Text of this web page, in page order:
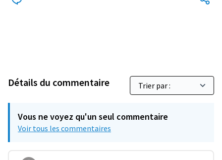
Détails du commentaire
Vous ne voyez qu'un seul commentaire
Voir tous les commentaires